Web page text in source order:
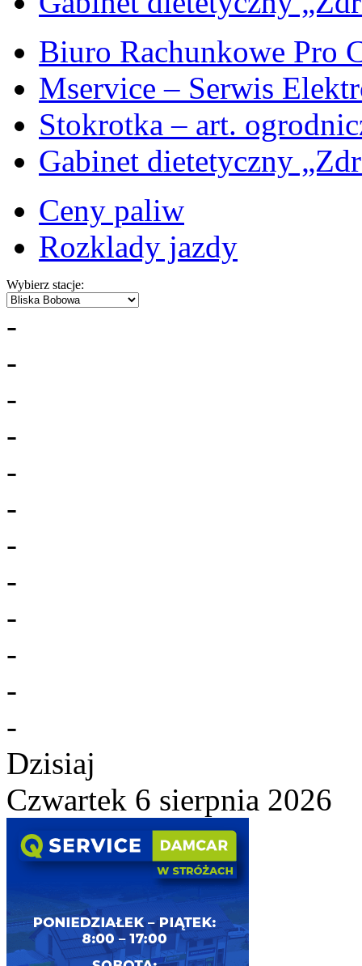
Biuro Rachunkowe Pro
Mservice – Serwis
Stokrotka – art.
Gabinet dietetyczny
Ceny paliw
Rozklady jazdy
Wybierz stacje:
-
-
-
-
-
-
-
-
-
-
-
-
Dzisiaj
Czwartek 6 sierpnia 2026